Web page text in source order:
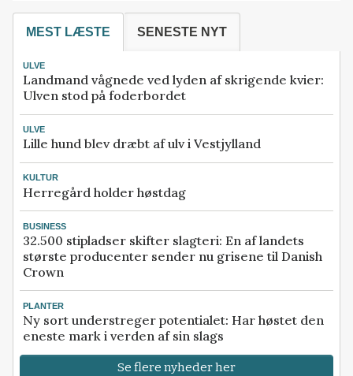
MEST LÆSTE SENESTE NYT
ULVE
Landmand vågnede ved lyden af skrigende kvier:
Ulven stod på foderbordet
ULVE
Lille hund blev dræbt af ulv i Vestjylland
KULTUR
Herregård holder høstdag
BUSINESS
32.500 stipladser skifter slagteri: En af landets
største producenter sender nu grisene til Danish
Crown
PLANTER
Ny sort understreger potentialet: Har høstet den
eneste mark i verden af sin slags
Se flere nyheder her